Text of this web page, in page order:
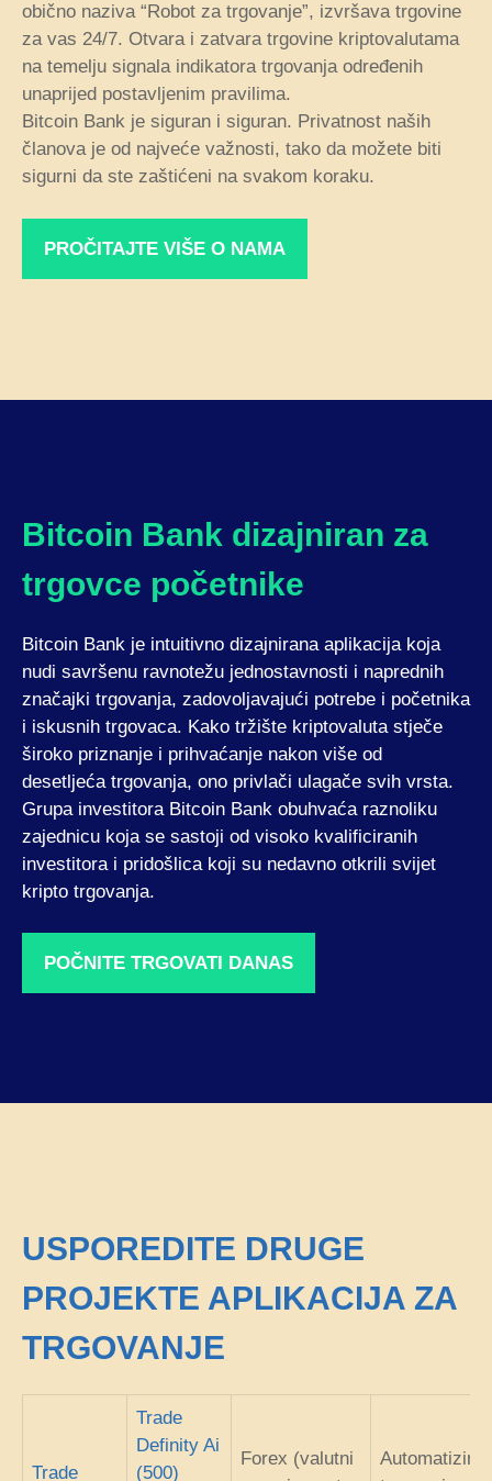
obično naziva “Robot za trgovanje”, izvršava trgovine
za vas 24/7. Otvara i zatvara trgovine kriptovalutama
na temelju signala indikatora trgovanja određenih
unaprijed postavljenim pravilima.
Bitcoin Bank je siguran i siguran. Privatnost naših
članova je od najveće važnosti, tako da možete biti
sigurni da ste zaštićeni na svakom koraku.
PROČITAJTE VIŠE O NAMA
Bitcoin Bank dizajniran za
trgovce početnike
Bitcoin Bank je intuitivno dizajnirana aplikacija koja
nudi savršenu ravnotežu jednostavnosti i naprednih
značajki trgovanja, zadovoljavajući potrebe i početnika
i iskusnih trgovaca. Kako tržište kriptovaluta stječe
široko priznanje i prihvaćanje nakon više od
desetljeća trgovanja, ono privlači ulagače svih vrsta.
Grupa investitora Bitcoin Bank obuhvaća raznoliku
zajednicu koja se sastoji od visoko kvalificiranih
investitora i pridošlica koji su nedavno otkrili svijet
kripto trgovanja.
POČNITE TRGOVATI DANAS
USPOREDITE DRUGE
PROJEKTE APLIKACIJA ZA
TRGOVANJE
Trade
Trade
Definity Ai
(500)
Forex (valutni